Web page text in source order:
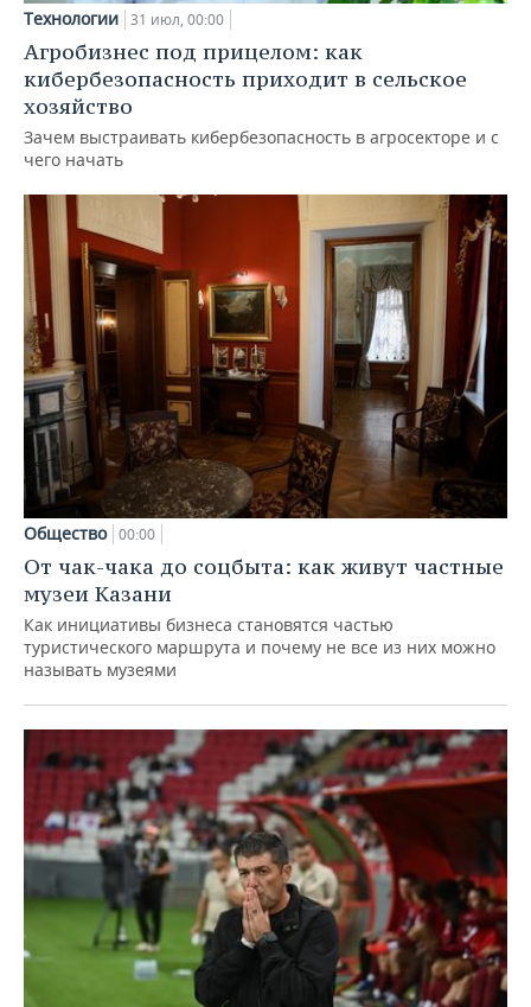
Технологии 31 июл, 00:00
Агробизнес под прицелом: как
кибербезопасность приходит в сельское
хозяйство
Зачем выстраивать кибербезопасность в агросекторе и с
чего начать
Общество 00:00
От чак-чака до соцбыта: как живут частные
музеи Казани
Как инициативы бизнеса становятся частью
туристического маршрута и почему не все из них можно
называть музеями